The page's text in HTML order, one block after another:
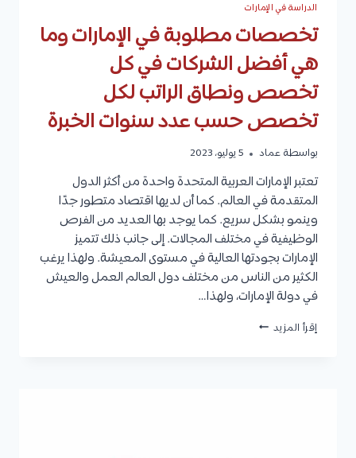
الدراسة في الإمارات
تخصصات مطلوبة في الإمارات وما
هي أفضل الشركات في كل
تخصص ونطاق الراتب لكل
تخصص حسب عدد سنوات الخبرة
بواسطة عماد 5 يوليو، 2023
تعتبر الإمارات العربية المتحدة واحدة من أكثر الدول
المتقدمة في العالم. كما أن لديها اقتصاد متطور جدًا
وينمو بشكل سريع. كما يوجد بها العديد من الفرص
الوظيفية في مختلف المجالات. إلى جانب ذلك تتميز
الإمارات بجودتها العالية في مستوى المعيشة. ولهذا يرغب
الكثير من الناس من مختلف دول العالم العمل والعيش
في دولة الإمارات، ولهذا…
إقرأ المزيد تخصصات